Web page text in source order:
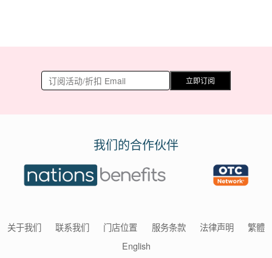
立即订阅
我们的合作伙伴
关于我们 联系我们 门店位置 服务条款 法律声明
繁體
English